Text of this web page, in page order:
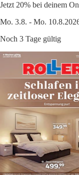
Jetzt 20% bei deinem
Mo. 3.8. - Mo.
Noch 3 Tage gültig